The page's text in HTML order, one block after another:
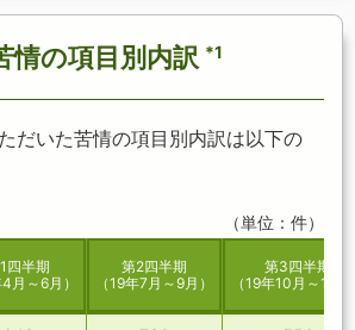
情の項目別内訳 *1
だいた苦情の項目別内訳は以下の
（単位：件）
四半期
月～6月）
第2四半期
（19年7月～9月）
第3四半期
（19年10月～12月